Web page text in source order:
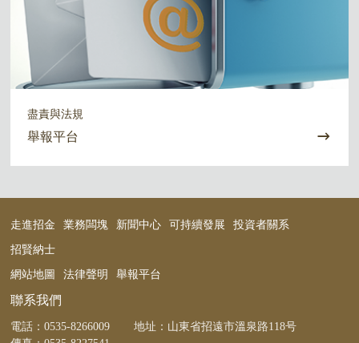
盡責與法規
舉報平台
走進招金 業務闆塊 新聞中心 可持續發展 投資者關系
招賢納士
網站地圖 法律聲明 舉報平台
聯系我們
電話：0535-8266009
地址：山東省招遠市溫泉路118号